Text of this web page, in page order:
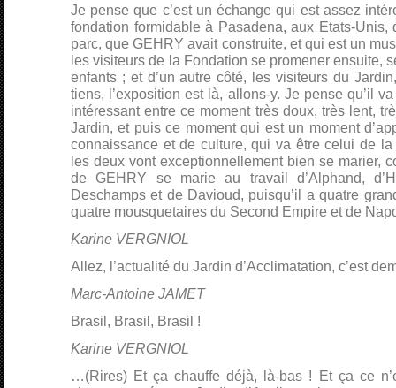
Je pense que c’est un échange qui est assez
fondation formidable à Pasadena, aux Etats-
parc, que GEHRY avait construite, et qui est un
les visiteurs de la Fondation se promener ensuite,
enfants ; et d’un autre côté, les visiteurs du
tiens, l’exposition est là, allons-y. Je pense qu’il
intéressant entre ce moment très doux, très lent,
Jardin, et puis ce moment qui est un moment
connaissance et de culture, qui va être celui de
les deux vont exceptionnellement bien se marier,
de GEHRY se marie au travail d’Alphand,
Deschamps et de Davioud, puisqu’il a quatre
quatre mousquetaires du Second Empire et de
Karine VERGNIOL
Allez, l’actualité du Jardin d’Acclimatation, c’est
Marc-Antoine JAMET
Brasil, Brasil, Brasil !
Karine VERGNIOL
…(Rires) Et ça chauffe déjà, là-bas ! Et ça ce